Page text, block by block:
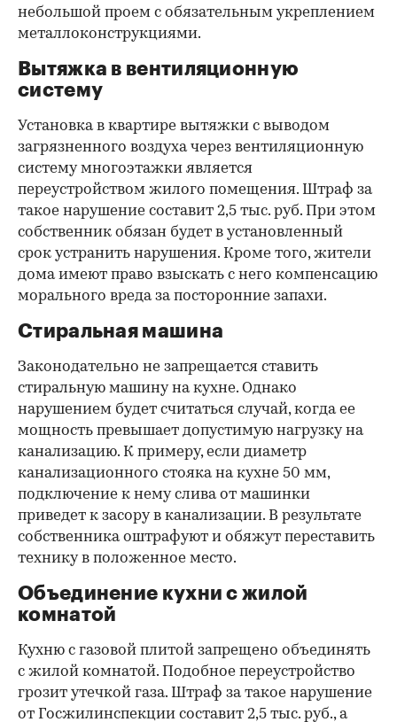
небольшой проем с обязательным укреплением
металлоконструкциями.
Вытяжка в вентиляционную
систему
Установка в квартире вытяжки с выводом
загрязненного воздуха через вентиляционную
систему многоэтажки является
переустройством жилого помещения. Штраф за
такое нарушение составит 2,5 тыс. руб. При этом
собственник обязан будет в установленный
срок устранить нарушения. Кроме того, жители
дома имеют право взыскать с него компенсацию
морального вреда за посторонние запахи.
Стиральная машина
Законодательно не запрещается ставить
стиральную машину на кухне. Однако
нарушением будет считаться случай, когда ее
мощность превышает допустимую нагрузку на
канализацию. К примеру, если диаметр
канализационного стояка на кухне 50 мм,
подключение к нему слива от машинки
приведет к засору в канализации. В результате
собственника оштрафуют и обяжут переставить
технику в положенное место.
Объединение кухни с жилой
комнатой
Кухню с газовой плитой запрещено объединять
с жилой комнатой. Подобное переустройство
грозит утечкой газа. Штраф за такое нарушение
от Госжилинспекции составит 2,5 тыс. руб., а